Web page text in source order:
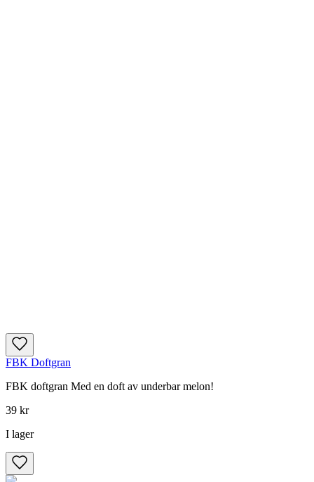
FBK Doftgran
FBK doftgran Med en doft av underbar melon!
39 kr
I lager